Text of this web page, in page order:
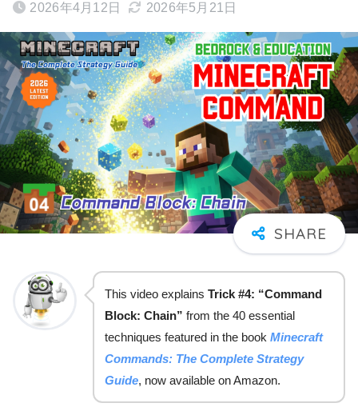
2026年4月12日 2026年5月21日
This video explains Trick #4: “Command
Block: Chain” from the 40 essential
techniques featured in the book Minecraft
Commands: The Complete Strategy
Guide, now available on Amazon.